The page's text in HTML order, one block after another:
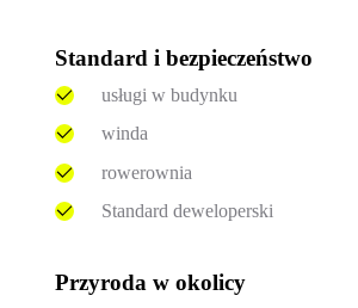
Standard i bezpieczeństwo
usługi w budynku
winda
rowerownia
Standard deweloperski
Przyroda w okolicy